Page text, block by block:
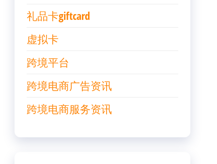
礼品卡giftcard
虚拟卡
跨境平台
跨境电商广告资讯
跨境电商服务资讯